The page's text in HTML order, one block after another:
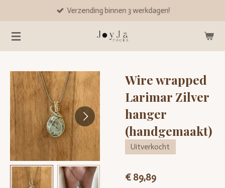
naar
de
Verzending binnen 3 werkdagen!
Wire wrapped
Larimar Zilver
hanger
(handgemaakt)
Uitverkocht
€ 89,89